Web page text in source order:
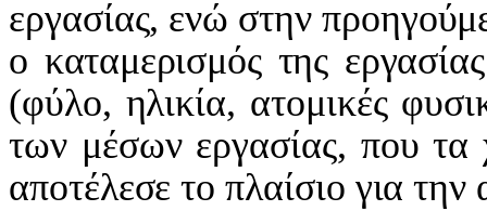
εργασίας, ενώ στην
ο καταμερισμός της
(φύλο, ηλικία, ατομικές
των μέσων εργασίας, που τα
αποτέλεσε το πλαίσιο για την